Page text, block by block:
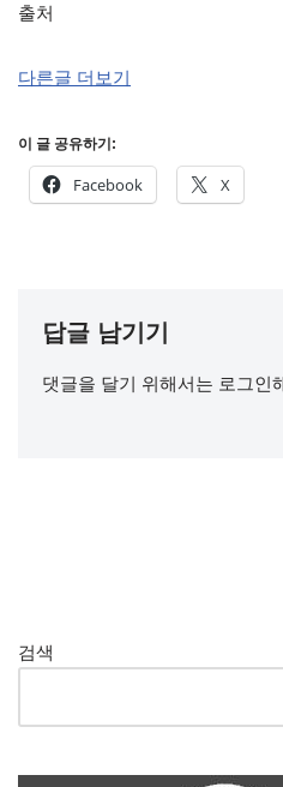
출처
다른글 더보기
이 글 공유하기:
Facebook X
답글 남기기
댓글을 달기 위해서는 로그인
검색